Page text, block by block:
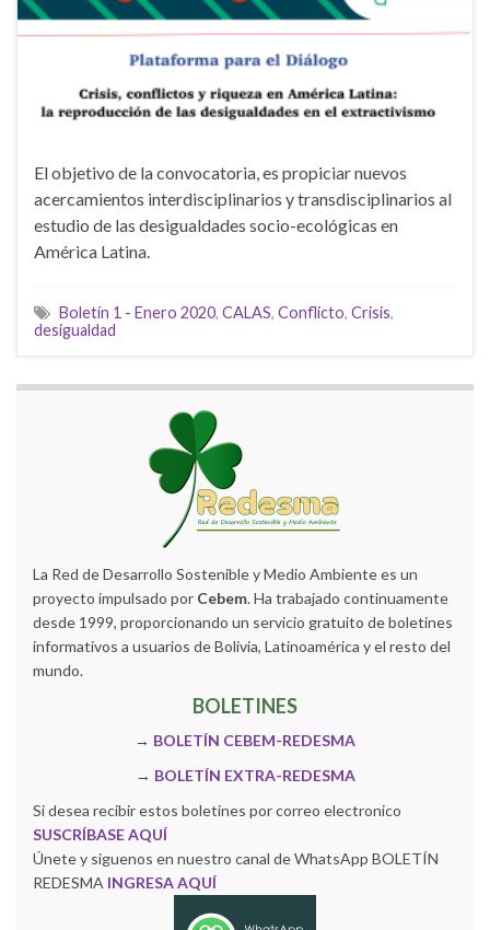
El objetivo de la convocatoria, es propiciar nuevos
acercamientos interdisciplinarios y transdisciplinarios al
estudio de las desigualdades socio-ecológicas en
América Latina.
Boletín 1 - Enero 2020, CALAS, Conflicto, Crisis,
desigualdad
La Red de Desarrollo Sostenible y Medio Ambiente es un
proyecto impulsado por Cebem. Ha trabajado continuamente
desde 1999, proporcionando un servicio gratuito de boletines
informativos a usuarios de Bolivia, Latinoamérica y el resto del
mundo.
BOLETINES
→ BOLETÍN CEBEM-REDESMA
→ BOLETÍN EXTRA-REDESMA
Si desea recibir estos boletines por correo electronico
SUSCRÍBASE AQUÍ
Únete y siguenos en nuestro canal de WhatsApp BOLETÍN
REDESMA INGRESA AQUÍ